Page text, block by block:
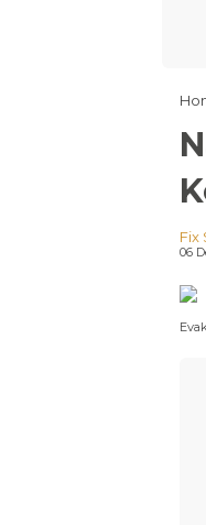
Fix
06